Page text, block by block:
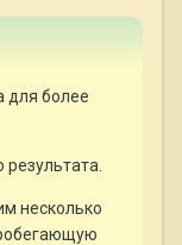
для более
несколько